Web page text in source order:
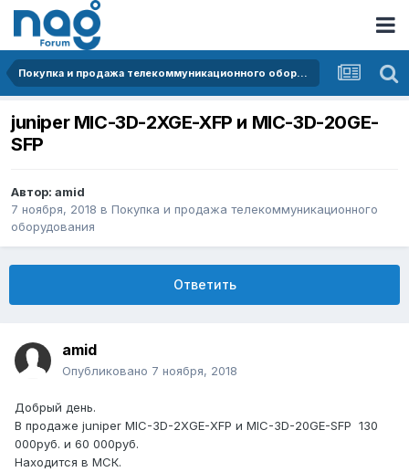
Покупка и продажа телекоммуникационного оборудования
juniper MIC-3D-2XGE-XFP и MIC-3D-20GE-
SFP
Автор: amid
7 ноября, 2018 в Покупка и продажа телекоммуникационного
оборудования
Ответить
amid
Опубликовано 7 ноября, 2018
Добрый день.
В продаже juniper MIC-3D-2XGE-XFP и MIC-3D-20GE-SFP 130
000руб. и 60 000руб.
Находится в МСК.